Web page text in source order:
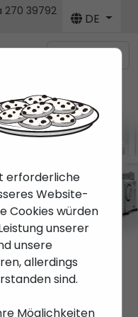
270 39792
DE
Menú
erforderliche
Website-
Cookies würden
unserer
unsere
allerdings
sind.
Möglichkeiten